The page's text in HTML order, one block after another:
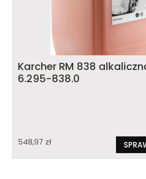
Karcher RM 838
6.295-838.0
548,97 zł